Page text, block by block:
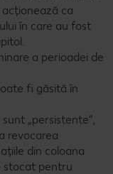
ca
în care au fost
a perioadei de
fi găsită în
„persistente”,
revocarea
din coloana
stocat pentru